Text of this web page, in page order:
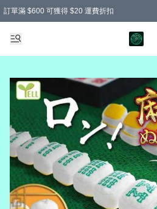
訂單滿 $600 可獲得 $20 運費折扣